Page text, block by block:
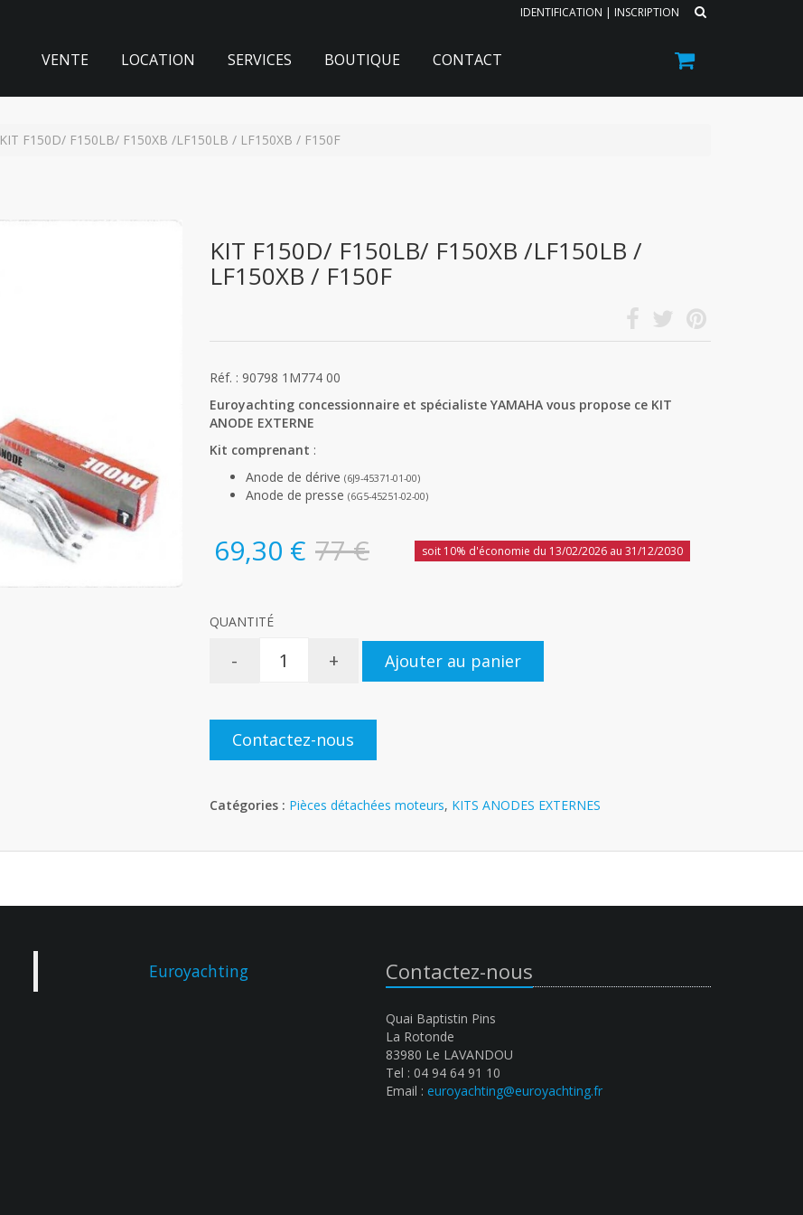
IDENTIFICATION | INSCRIPTION
VENTE LOCATION SERVICES BOUTIQUE CONTACT
KIT F150D/ F150LB/ F150XB /LF150LB / LF150XB / F150F
KIT F150D/ F150LB/ F150XB /LF150LB /
LF150XB / F150F
Réf. : 90798 1M774 00
Euroyachting concessionnaire et spécialiste YAMAHA vous propose ce KIT
ANODE EXTERNE
Kit comprenant :
Anode de dérive (6J9-45371-01-00)
Anode de presse (6G5-45251-02-00)
69,30 € 77 € soit 10% d'économie du 13/02/2026 au 31/12/2030
QUANTITÉ
- + Ajouter au panier
Contactez-nous
Catégories : Pièces détachées moteurs, KITS ANODES EXTERNES
Euroyachting Contactez-nous
Quai Baptistin Pins
La Rotonde
83980 Le LAVANDOU
Tel : 04 94 64 91 10
Email : euroyachting@euroyachting.fr